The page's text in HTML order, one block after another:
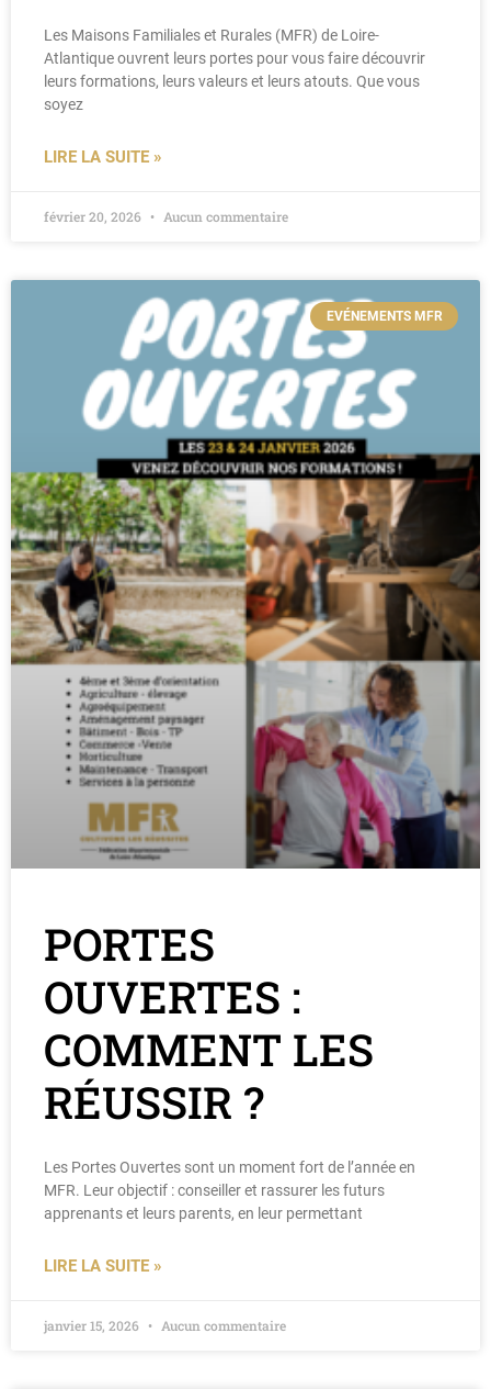
Les Maisons Familiales et Rurales (MFR) de Loire-
Atlantique ouvrent leurs portes pour vous faire découvrir
leurs formations, leurs valeurs et leurs atouts. Que vous
soyez
LIRE LA SUITE »
février 20, 2026 Aucun commentaire
EVÉNEMENTS MFR
PORTES
OUVERTES :
COMMENT LES
RÉUSSIR ?
Les Portes Ouvertes sont un moment fort de l’année en
MFR. Leur objectif : conseiller et rassurer les futurs
apprenants et leurs parents, en leur permettant
LIRE LA SUITE »
janvier 15, 2026 Aucun commentaire